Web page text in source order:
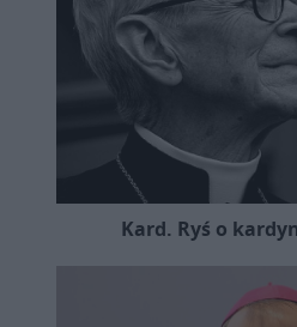
Kard. Ryś o